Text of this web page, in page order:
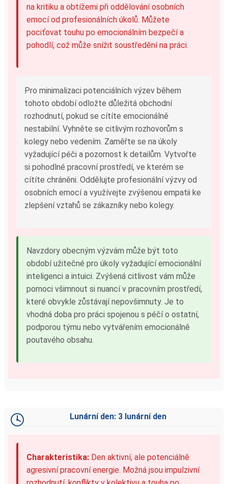
na kritiku a obtížemi při oddělování osobních
emocí od profesionálních úkolů. Můžete
pociťovat touhu po emocionálním bezpečí a
pohodlí, což může snížit soustředění na práci.
Pro minimalizaci potenciálních výzev během
tohoto období odložte důležitá obchodní
rozhodnutí, pokud se cítíte emocionálně
nestabilní. Vyhněte se citlivým rozhovorům s
kolegy nebo vedením. Zaměřte se na úkoly
vyžadující péči a pozornost k detailům. Vytvořte
si pohodlné pracovní prostředí, ve kterém se
cítíte chráněni. Oddělujte profesionální výzvy od
osobních emocí a využívejte zvýšenou empatii ke
zlepšení vztahů se zákazníky nebo kolegy.
Navzdory obecným výzvám může být toto
období užitečné pro úkoly vyžadující emocionální
inteligenci a intuici. Zvýšená citlivost vám může
pomoci všimnout si nuancí v pracovním prostředí,
které obvykle zůstávají nepovšimnuty. Je to
vhodná doba pro práci spojenou s péčí o ostatní,
podporou týmu nebo vytvářením emocionálně
poutavého obsahu.
Lunární den: 3 lunární den
Charakteristika: Den aktivní, ale potenciálně
agresivní pracovní energie. Možná jsou impulzivní